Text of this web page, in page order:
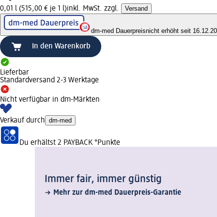
0,01 l (515,00 € je 1 l)inkl. MwSt. zzgl. Versand
dm-med Dauerpreisnicht erhöht seit
In den Warenkorb
Lieferbar
Standardversand 2-3 Werktage
Nicht verfügbar in dm-Märkten
Verkauf durch dm-med
Du erhältst 2 PAYBACK °Punkte
Immer fair,­ immer günstig
Mehr zur dm-med Dauerpreis-Garantie